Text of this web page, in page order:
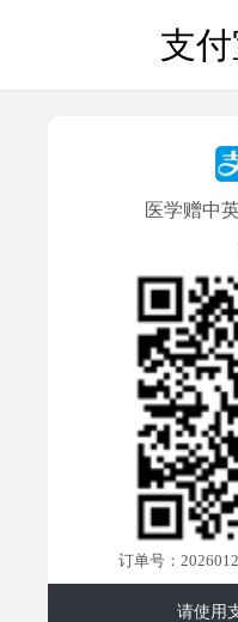
支
医学赠中
订单号：
请使用